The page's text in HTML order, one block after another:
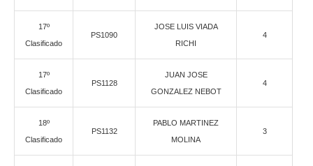
17º
Clasificado
PS1090
JOSE LUIS VIADA
RICHI
4
17º
Clasificado
PS1128
JUAN JOSE
GONZALEZ NEBOT
4
18º
Clasificado
PS1132
PABLO MARTINEZ
MOLINA
3